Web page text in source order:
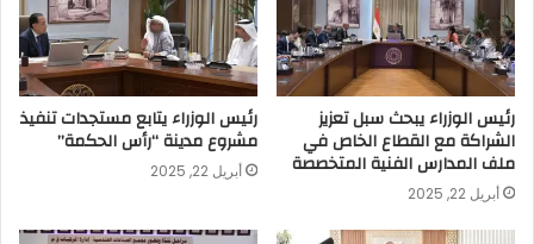
رئيس الوزراء يبحث سبل تعزيز
الشراكة مع القطاع الخاص في
ملف المدارس الفنية المتخصصة
أبريل 22, 2025
رئيس الوزراء يتابع مستجدات تنفيذ
مشروع مدينة “رأس الحكمة”
أبريل 22, 2025